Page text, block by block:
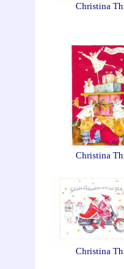
Christina
Christina
Christina